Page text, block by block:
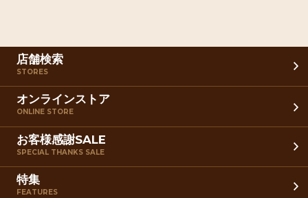
店舗検索
STORES
オンラインストア
ONLINE STORE
お客様感謝SALE
SPECIAL THANKS SALE
特集
FEATURES